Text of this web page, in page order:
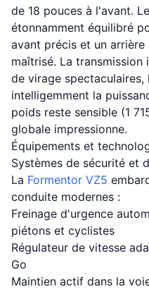
de 18 pouces à l'avant.
étonnamment équilibré
avant précis et un
maîtrisé. La
de virage
intelligemment la
poids reste sensible (1
globale impressionne.
Équipements et
Systèmes de sécurité et
La Formentor VZ5
conduite modernes :
Freinage d'urgence
piétons et cyclistes
Régulateur de vitesse
Go
Maintien actif dans la